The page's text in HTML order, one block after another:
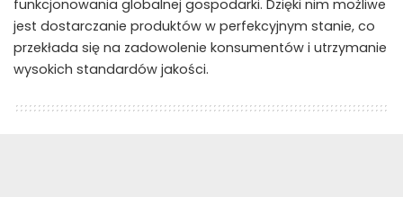
funkcjonowania globalnej gospodarki. Dzięki nim możliwe
jest dostarczanie produktów w perfekcyjnym stanie, co
przekłada się na zadowolenie konsumentów i utrzymanie
wysokich standardów jakości.